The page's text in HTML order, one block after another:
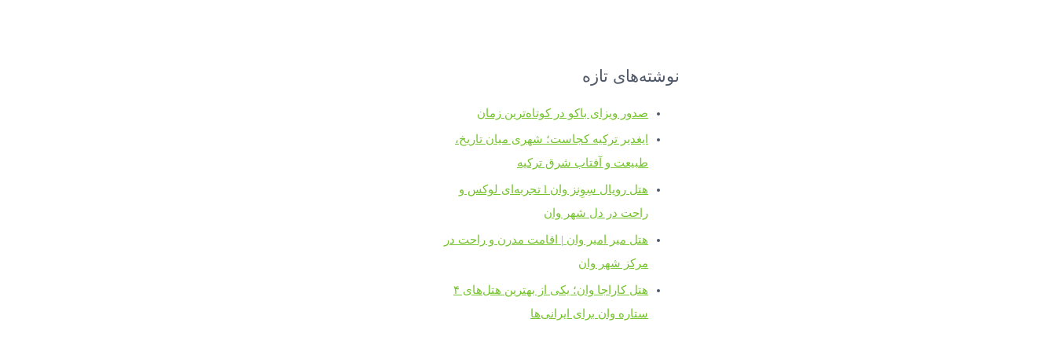
نوشته‌های تازه
صدور ویزای باکو در کوتاه‌ترین زمان
ایغدیر ترکیه کجاست؛ شهری میان تاریخ،
طبیعت و آفتاب شرق ترکیه
هتل رویال سِوِنز وان l تجربه‌ای لوکس و
راحت در دل شهر وان
هتل میر امیر وان | اقامت مدرن و راحت در
مرکز شهر وان
هتل کاراجا وان؛ یکی از بهترین هتل‌های ۴
ستاره وان برای ایرانی‌ها